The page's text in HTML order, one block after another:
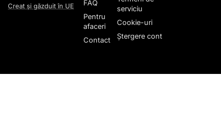
Creat și găzduit în UE
FAQ
Pentru
afaceri
Contact
serviciu
Cookie-uri
Ștergere cont